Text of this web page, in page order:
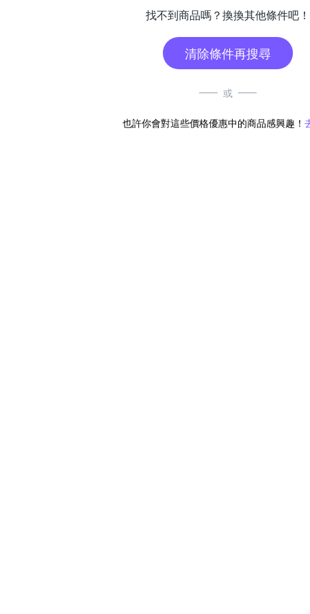
找不到商品嗎？換換其他條件吧！
清除條件再搜尋
或
也許你會對這些價格優惠中的商品感興趣！